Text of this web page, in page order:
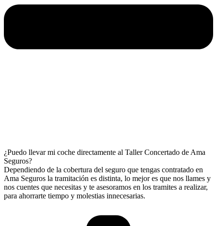
¿Puedo llevar mi coche directamente al Taller Concertado de Ama
Seguros?
Dependiendo de la cobertura del seguro que tengas contratado en
Ama Seguros la tramitación es distinta, lo mejor es que nos llames y
nos cuentes que necesitas y te asesoramos en los tramites a realizar,
para ahorrarte tiempo y molestias innecesarias.